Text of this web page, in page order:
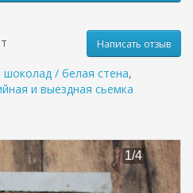
Написать отзыв
/ белая стена,
и выездная сьемка